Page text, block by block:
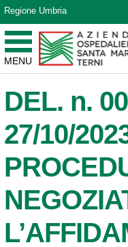
Vai ai contenuti
Vai al menu di
Vai al footer
Regione Umbria
MENU
Azienda Ospedaliera
Sito Istituzionale
DEL. n.
27/10/